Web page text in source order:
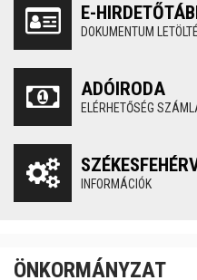
E-
DOKUMENTUM
ADÓIRODA
ELÉRHETŐSÉG
INFORMÁCIÓK
ÖNKORMÁNYZAT